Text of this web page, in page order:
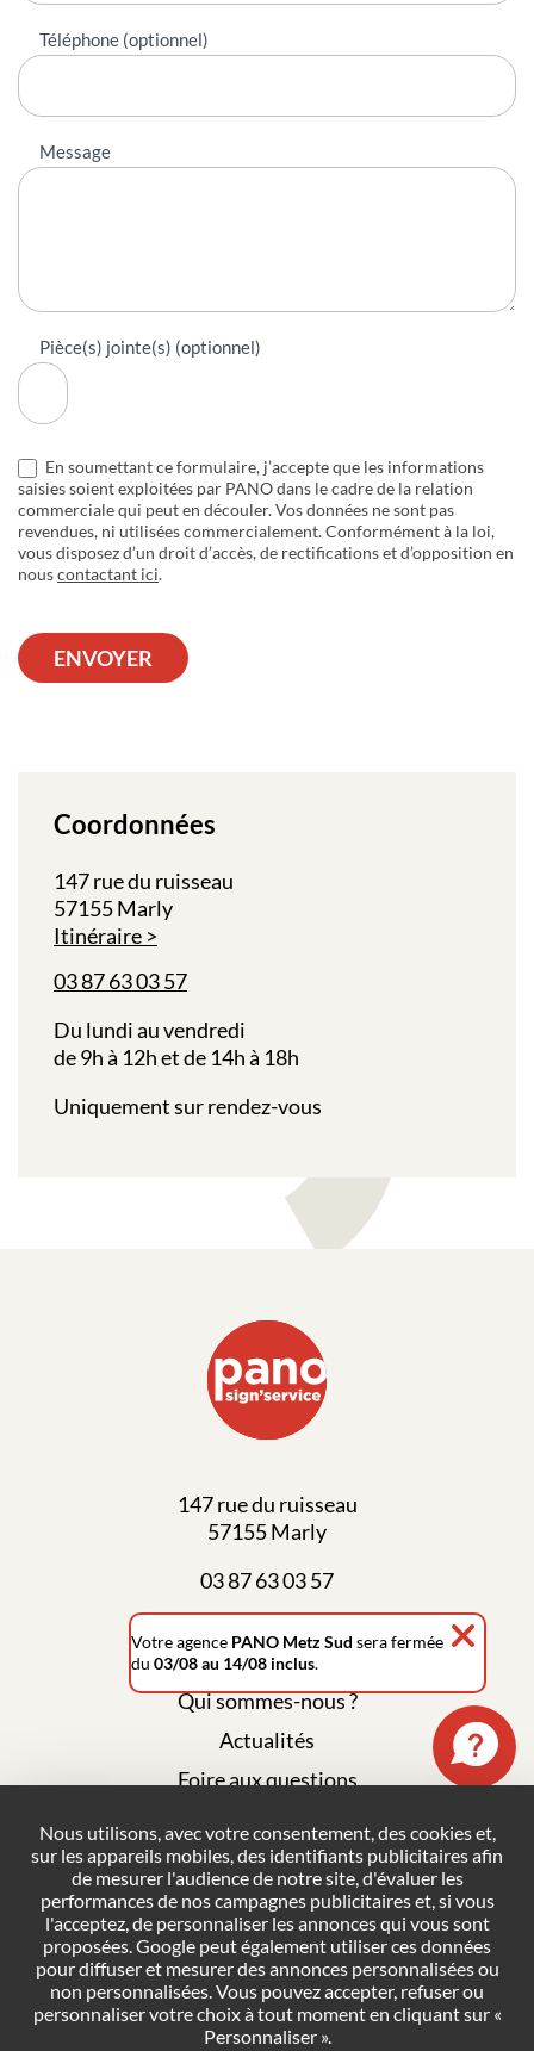
Téléphone (optionnel)
Message
Pièce(s) jointe(s) (optionnel)
En soumettant ce formulaire, j’accepte que les informations
saisies soient exploitées par PANO dans le cadre de la relation
commerciale qui peut en découler. Vos données ne sont pas
revendues, ni utilisées commercialement. Conformément à la loi,
vous disposez d’un droit d’accès, de rectifications et d’opposition en
nouscontactant ici.
ENVOYER
Coordonnées
147 rue du ruisseau
57155 Marly
Itinéraire
03 87 63 03 57
Du lundi au vendredi
de 9h à 12h et de 14h à 18h
Uniquement sur rendez-vous
147 rue du ruisseau
57155 Marly
03 87 63 03 57
Qui sommes-nous ?
Actualités
Foire aux questions
Plan du site
Politique de confidentialité
Conditions générales de vente
Gestion des cookies
NOUS CONTACTER
Votre agence PANO Metz Sud sera fermée
du 03/08 au 14/08 inclus.
Nous utilisons, avec votre consentement, des cookies et,
sur les appareils mobiles, des identifiants publicitaires afin
de mesurer l'audience de notre site, d'évaluer les
performances de nos campagnes publicitaires et, si vous
l'acceptez, de personnaliser les annonces qui vous sont
proposées. Google peut également utiliser ces données
pour diffuser et mesurer des annonces personnalisées ou
non personnalisées. Vous pouvez accepter, refuser ou
personnaliser votre choix à tout moment en cliquant sur «
Personnaliser ».